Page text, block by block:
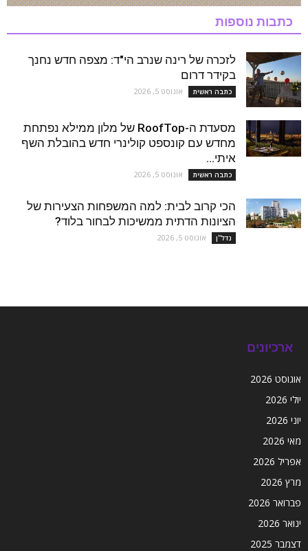
כתבות נוספות
לזכרה של רינה שנרב הי"ד: מצפה חדש נחנך
בקידר דרום
כתבה ראשית אוגוסט 5, 2026
מסעדת ה-RoofTop של מלון ממילא נפתחת
מחדש עם קונספט קולינרי חדש בהובלת השף
איתי...
כתבה ראשית אוגוסט 5, 2026
הכי קרוב לבית: למה המשפחות הצעירות של
הציונות הדתית ממשיכות לבחור בלוד?
נדל''ן אוגוסט 5, 2026
ארכיונים
אוגוסט 2026
יולי 2026
יוני 2026
מאי 2026
אפריל 2026
מרץ 2026
פברואר 2026
ינואר 2026
דצמבר 2025